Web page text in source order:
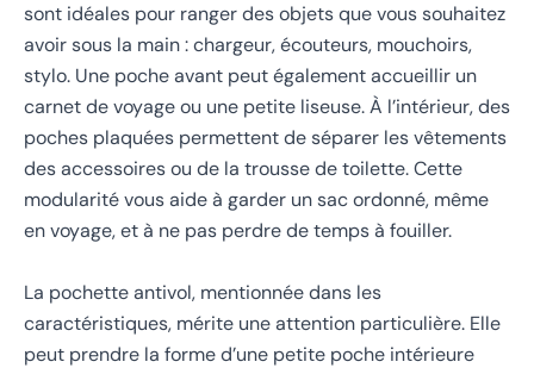
sont idéales pour ranger des objets que vous souhaitez
avoir sous la main : chargeur, écouteurs, mouchoirs,
stylo. Une poche avant peut également accueillir un
carnet de voyage ou une petite liseuse. À l’intérieur, des
poches plaquées permettent de séparer les vêtements
des accessoires ou de la trousse de toilette. Cette
modularité vous aide à garder un sac ordonné, même
en voyage, et à ne pas perdre de temps à fouiller.
La pochette antivol, mentionnée dans les
caractéristiques, mérite une attention particulière. Elle
peut prendre la forme d’une petite poche intérieure